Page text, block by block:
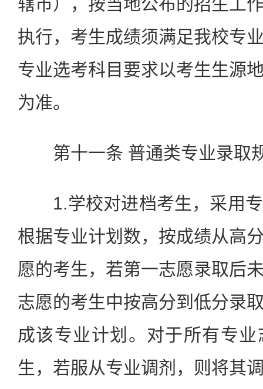
执行，考生成绩须满足我校专
专业选考科目要求以考生生源
为准。
第十一条 普通类专业录取
1.学校对进档考生，采用专
根据专业计划数，按成绩从高
愿的考生，若第一志愿录取后
志愿的考生中按高分到低分录
成该专业计划。对于所有专
生，若服从专业调剂，则将其